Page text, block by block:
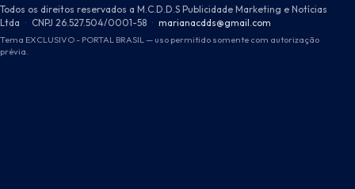
Todos os direitos reservados a M.C.D.D.S Publicidade Marketing e Notícias
Ltda · CNPJ 26.527.504/0001-58 · marianacdds@gmail.com
Tema EXCLUSIVO - PORTAL BRASIL — uso permitido somente com autorização
prévia.